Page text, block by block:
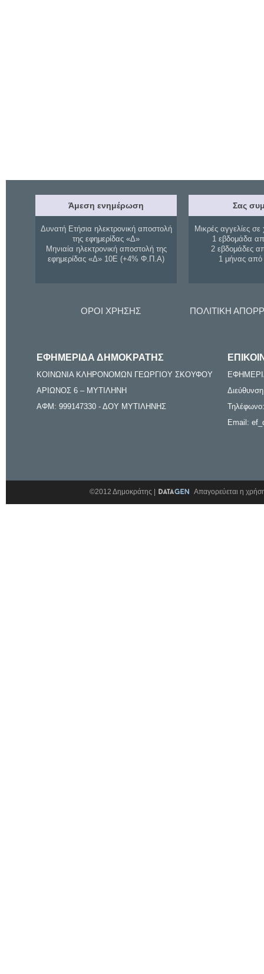
Άμεση ενημέρωση
Δυνατή Ετήσια ηλεκτρονική αποστολή
της εφημερίδας «Δ»
Μηνιαία ηλεκτρονική αποστολή της
εφημερίδας «Δ» 10Ε (+4% Φ.Π.Α)
Σας
Μικρές αγγελίες σε
1 εβδομάδα
2 εβδομάδες
1 μήνας
ΟΡΟΙ ΧΡΗΣΗΣ ΠΟΛΙΤΙΚΗ
ΕΦΗΜΕΡΙΔΑ ΔΗΜΟΚΡΑΤΗΣ
ΚΟΙΝΩΝΙΑ ΚΛΗΡΟΝΟΜΩΝ ΓΕΩΡΓΙΟΥ ΣΚΟΥΦΟΥ
ΑΡΙΩΝΟΣ 6 – ΜΥΤΙΛΗΝΗ
ΑΦΜ: 999147330 - ΔΟΥ ΜΥΤΙΛΗΝΗΣ
Email:
©2012 Δημοκράτης | Απαγορεύεται η